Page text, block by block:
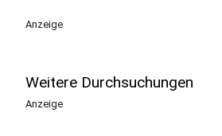
Anzeige
Weitere Durchsuchungen
Anzeige